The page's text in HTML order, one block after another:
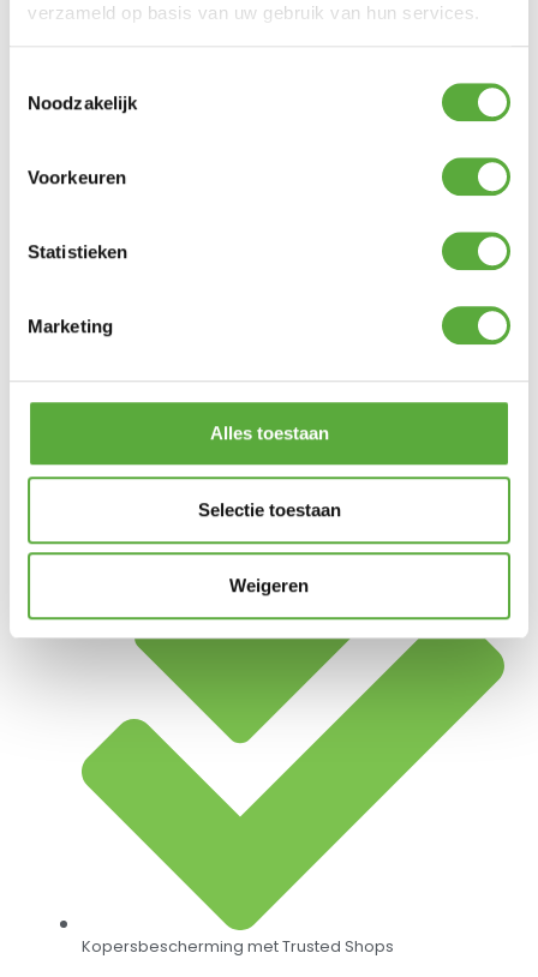
verzameld op basis van uw gebruik van hun services.
Noodzakelijk
Voorkeuren
Statistieken
Marketing
Alles toestaan
Selectie toestaan
Weigeren
Kopersbescherming met Trusted Shops